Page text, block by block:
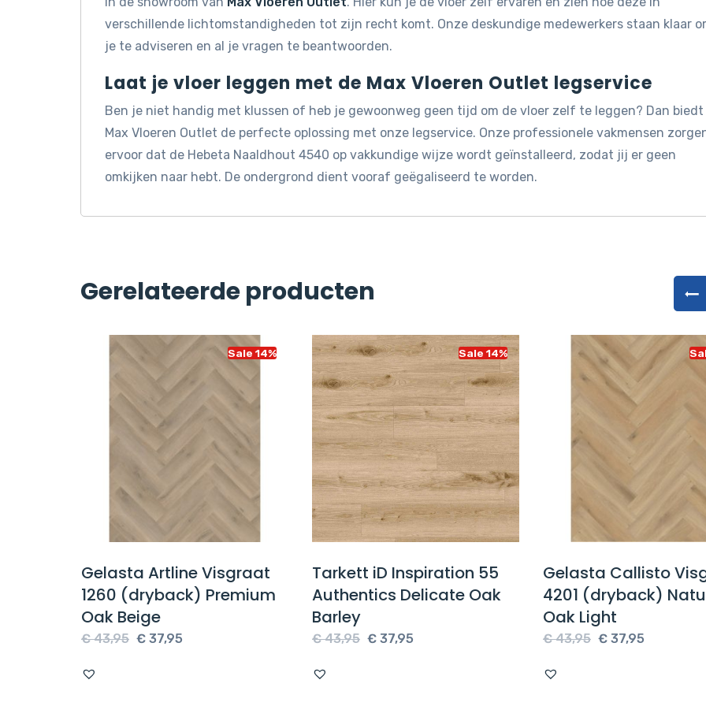
verschillende lichtomstandigheden tot zijn recht komt. Onze deskundige medewerkers staan klaar
je te adviseren en al je vragen te beantwoorden.
Laat je vloer leggen met de Max Vloeren Outlet legservice
Ben je niet handig met klussen of heb je gewoonweg geen tijd om de vloer zelf te leggen? Dan biedt
Max Vloeren Outlet de perfecte oplossing met onze legservice. Onze professionele vakmensen
ervoor dat de Hebeta Naaldhout 4540 op vakkundige wijze wordt geïnstalleerd, zodat jij er geen
omkijken naar hebt. De ondergrond dient vooraf geëgaliseerd te worden.
Gerelateerde producten
Sale 14%
Gelasta Artline Visgraat
1260 (dryback) Premium
Oak Beige
€43,95 Oorspronkelijke
€37,95Huidige
Sale 14%
Tarkett iD Inspiration 55
Authentics Delicate Oak
Barley
€43,95 Oorspronkelijke
€37,95Huidige
Gelasta Callisto
4201 (dryback)
Oak Light
€43,95 Oorspronkelijke
€37,95Huidige